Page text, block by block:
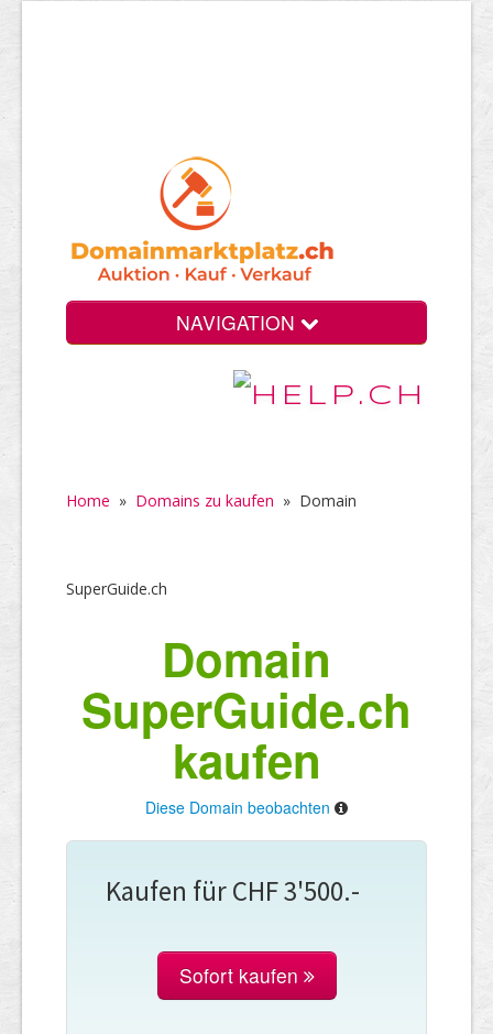
NAVIGATION
Home » Domains zu kaufen » Domain
SuperGuide.ch
Domain
SuperGuide.ch
kaufen
Diese Domain beobachten
Kaufen für CHF 3'500.-
Sofort kaufen